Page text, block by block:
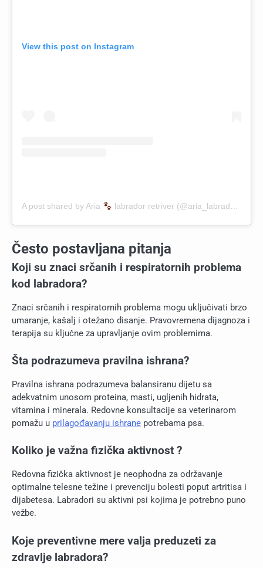
View this post on Instagram
A post shared by Aria labrador retriver (@aria_labrador_retriver)
Često postavljana pitanja
Koji su znaci srčanih i respiratornih problema
kod labradora?
Znaci srčanih i respiratornih problema mogu uključivati brzo
umaranje, kašalj i otežano disanje. Pravovremena dijagnoza i
terapija su ključne za upravljanje ovim problemima.
Šta podrazumeva pravilna ishrana?
Pravilna ishrana podrazumeva balansiranu dijetu sa
adekvatnim unosom proteina, masti, ugljenih hidrata,
vitamina i minerala. Redovne konsultacije sa veterinarom
pomažu u prilagođavanju ishrane potrebama psa.
Koliko je važna fizička aktivnost ?
Redovna fizička aktivnost je neophodna za održavanje
optimalne telesne težine i prevenciju bolesti poput artritisa i
dijabetesa. Labradori su aktivni psi kojima je potrebno puno
vežbe.
Koje preventivne mere valja preduzeti za
zdravlje labradora?